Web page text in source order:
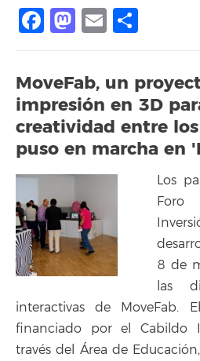
Facebook
Mastodon
Email
MoveFab, un
impresión en 3D
creatividad entre los
puso en marcha en
Los
Foro
8 de
las
interactivas de MoveFab.
financiado por el Cabildo
través del Área de